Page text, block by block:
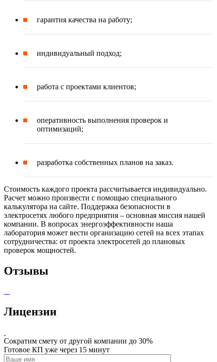
гарантия качества на работу;
индивидуальный подход;
работа с проектами клиентов;
оперативность выполнения проверок и
оптимизаций;
разработка собственных планов на заказ.
Стоимость каждого проекта рассчитывается индивидуально.
Расчет можно произвести с помощью специального
калькулятора на сайте. Поддержка безопасности в
электросетях любого предприятия – основная миссия нашей
компании. В вопросах энергоэффективности наша
лаборатория может вести организацию сетей на всех этапах
сотрудничества: от проекта электросетей до плановых
проверок мощностей.
Отзывы
Лицензии
Сократим смету от другой компании до 30%
Готовое КП уже через 15 минут